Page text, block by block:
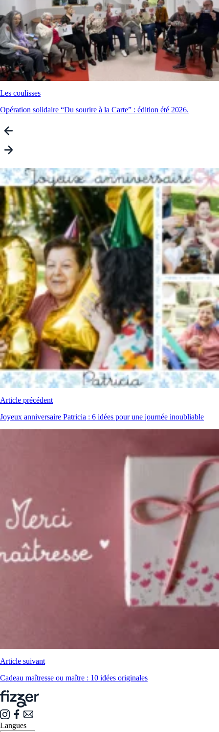
Les coulisses
Opération solidaire “Du sourire à la Carte” : édition été 2026.
Article précédent
Joyeux anniversaire Patricia : 6 idées pour une journée inoubliable
Article suivant
Cadeau maîtresse ou maître : 10 idées originales
Langues